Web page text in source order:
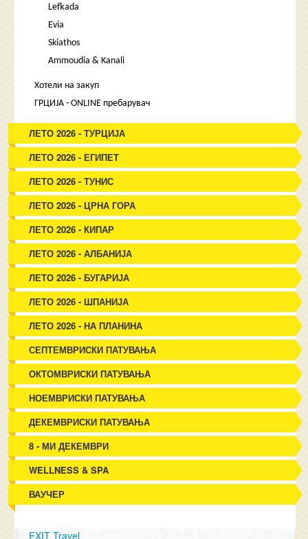
Lefkada
Evia
Skiathos
Ammoudia & Kanali
Хотели на закуп
ГРЦИЈА - ONLINE пребарувач
ЛЕТО 2026 - ТУРЦИЈА
ЛЕТО 2026 - ЕГИПЕТ
ЛЕТО 2026 - ТУНИС
ЛЕТО 2026 - ЦРНА ГОРА
ЛЕТО 2026 - КИПАР
ЛЕТО 2026 - АЛБАНИЈА
ЛЕТО 2026 - БУГАРИЈА
ЛЕТО 2026 - ШПАНИЈА
ЛЕТО 2026 - НА ПЛАНИНА
СЕПТЕМВРИСКИ ПАТУВАЊА
ОКТОМВРИСКИ ПАТУВАЊА
НОЕМВРИСКИ ПАТУВАЊА
ДЕКЕМВРИСКИ ПАТУВАЊА
8 - МИ ДЕКЕМВРИ
WELLNESS & SPA
ВАУЧЕР
EXIT Travel